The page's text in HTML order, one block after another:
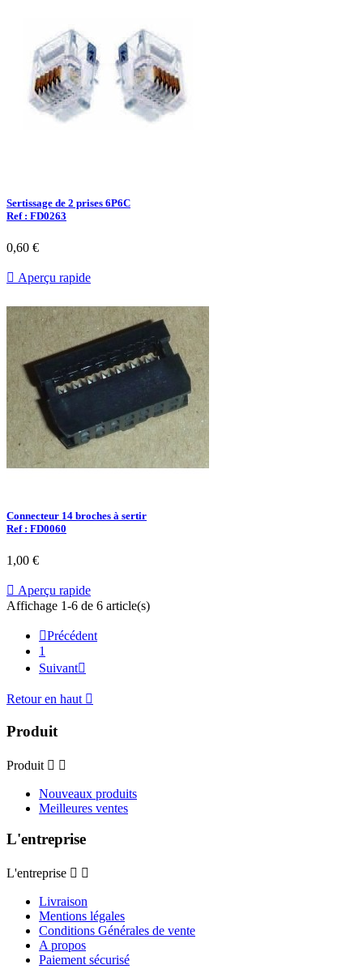
Sertissage de 2 prises 6P6C
Ref : FD0263
0,60 €
 Aperçu rapide
Connecteur 14 broches à sertir
Ref : FD0060
1,00 €
 Aperçu rapide
Affichage 1-6 de 6 article(s)
Précédent
1
Suivant
Retour en haut 
Produit
Produit  
Nouveaux produits
Meilleures ventes
L'entreprise
L'entreprise  
Livraison
Mentions légales
Conditions Générales de vente
A propos
Paiement sécurisé